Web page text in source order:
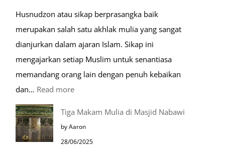
Husnudzon atau sikap berprasangka baik
merupakan salah satu akhlak mulia yang sangat
dianjurkan dalam ajaran Islam. Sikap ini
mengajarkan setiap Muslim untuk senantiasa
memandang orang lain dengan penuh kebaikan
dan… Read more:
Tiga Makam Mulia di Masjid Nabawi
by Aaron
28/06/2025